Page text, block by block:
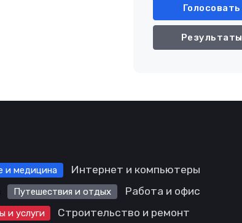
Голосовать
Результаты
и медицина
Интернет и компьютеры
Путешествия и отдых
Работа и офис
и услуги Строительство и ремонт